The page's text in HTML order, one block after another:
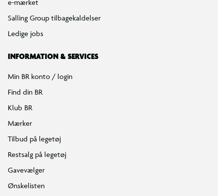
e-mærket
Salling Group tilbagekaldelser
Ledige jobs
INFORMATION & SERVICES
Min BR konto / login
Find din BR
Klub BR
Mærker
Tilbud på legetøj
Restsalg på legetøj
Gavevælger
Ønskelisten